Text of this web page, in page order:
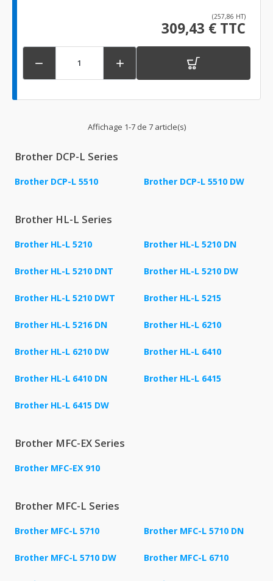
(257,86 HT)
309,43 € TTC
 
Affichage 1-7 de 7 article(s)
Brother DCP-L Series
Brother DCP-L 5510 Brother DCP-L 5510 DW
Brother HL-L Series
Brother HL-L 5210 Brother HL-L 5210 DN
Brother HL-L 5210 DNT Brother HL-L 5210 DW
Brother HL-L 5210 DWT Brother HL-L 5215
Brother HL-L 5216 DN Brother HL-L 6210
Brother HL-L 6210 DW Brother HL-L 6410
Brother HL-L 6410 DN Brother HL-L 6415
Brother HL-L 6415 DW
Brother MFC-EX Series
Brother MFC-EX 910
Brother MFC-L Series
Brother MFC-L 5710 Brother MFC-L 5710 DN
Brother MFC-L 5710 DW Brother MFC-L 6710